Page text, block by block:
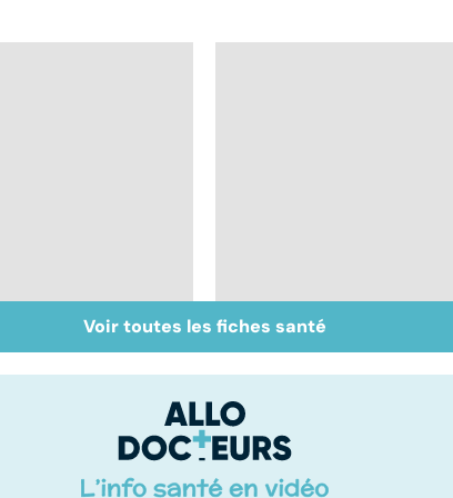
Gynéco : un suivi
pour la vie
Voir toutes les fiches santé